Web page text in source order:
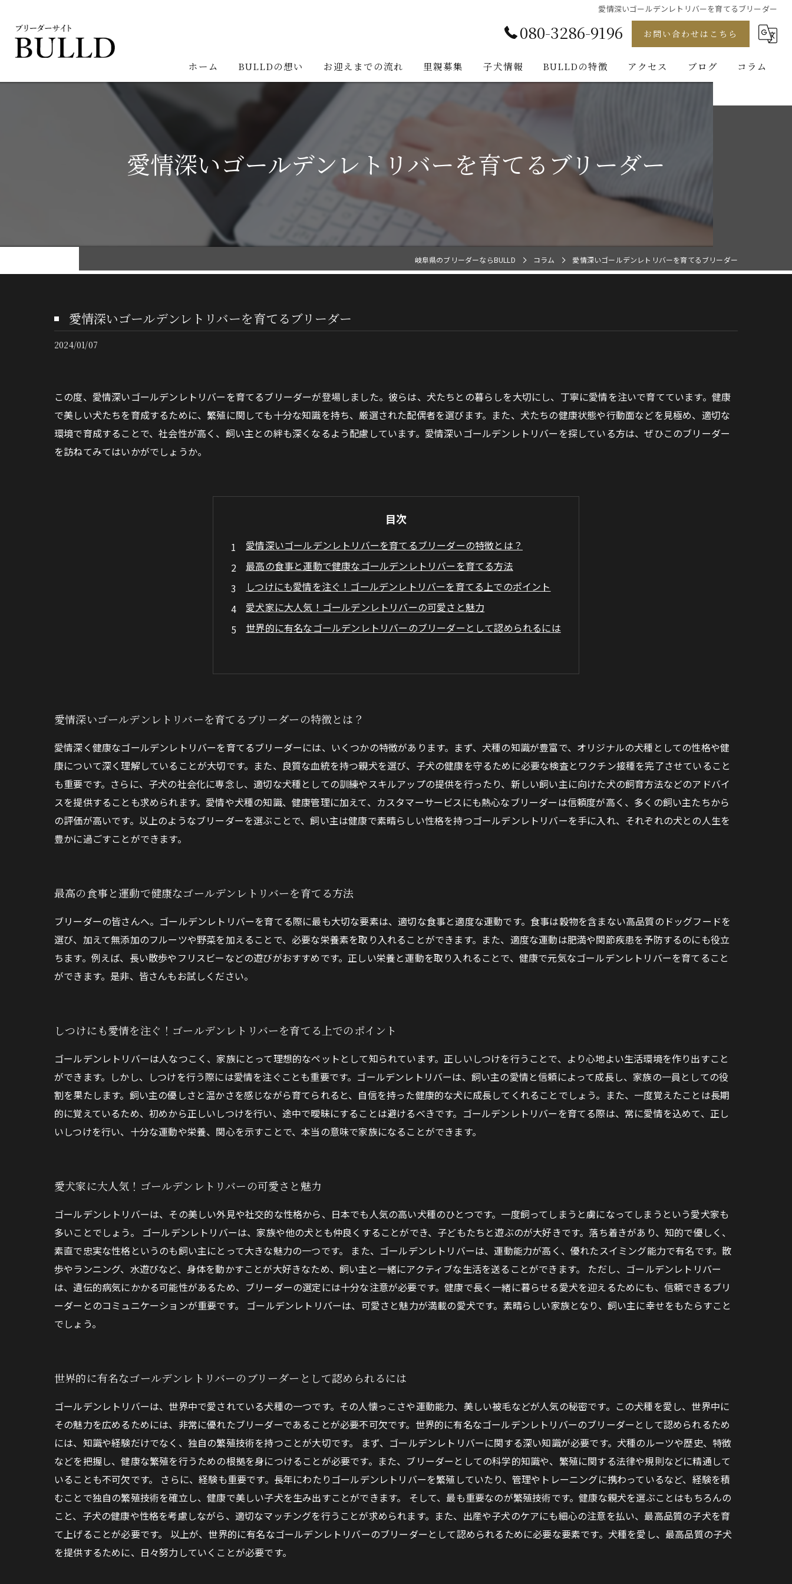
愛情深いゴールデンレトリバーを育てるブリーダー
080-3286-9196 お問い合わせはこちら
ホーム BULLDの想い お迎えまでの流れ 里親募集 子犬情報 BULLDの特徴
ビションフリーゼ
アクセス ブログ コラム
愛情深いゴールデンレトリバーを育てるブリーダー
岐阜県のブリーダーならBULLD コラム 愛情深いゴールデンレトリバーを育てるブリーダー
愛情深いゴールデンレトリバーを育てるブリーダー
2024/01/07
この度、愛情深いゴールデンレトリバーを育てるブリーダーが登場しました。彼らは、犬たちとの暮らしを大切にし、丁寧に愛情を注いで育てています。健康
で美しい犬たちを育成するために、繁殖に関しても十分な知識を持ち、厳選された配偶者を選びます。また、犬たちの健康状態や行動面などを見極め、適切な
環境で育成することで、社会性が高く、飼い主との絆も深くなるよう配慮しています。愛情深いゴールデンレトリバーを探している方は、ぜひこのブリーダー
を訪ねてみてはいかがでしょうか。
目次
愛情深いゴールデンレトリバーを育てるブリーダーの特徴とは？
最高の食事と運動で健康なゴールデンレトリバーを育てる方法
しつけにも愛情を注ぐ！ゴールデンレトリバーを育てる上でのポイント
愛犬家に大人気！ゴールデンレトリバーの可愛さと魅力
世界的に有名なゴールデンレトリバーのブリーダーとして認められるには
愛情深いゴールデンレトリバーを育てるブリーダーの特徴とは？
愛情深く健康なゴールデンレトリバーを育てるブリーダーには、いくつかの特徴があります。まず、犬種の知識が豊富で、オリジナルの犬種としての性格や健
康について深く理解していることが大切です。また、良質な血統を持つ親犬を選び、子犬の健康を守るために必要な検査とワクチン接種を完了させていること
も重要です。さらに、子犬の社会化に専念し、適切な犬種としての訓練やスキルアップの提供を行ったり、新しい飼い主に向けた犬の飼育方法などのアドバイ
スを提供することも求められます。愛情や犬種の知識、健康管理に加えて、カスタマーサービスにも熱心なブリーダーは信頼度が高く、多くの飼い主たちから
の評価が高いです。以上のようなブリーダーを選ぶことで、飼い主は健康で素晴らしい性格を持つゴールデンレトリバーを手に入れ、それぞれの犬との人生を
豊かに過ごすことができます。
最高の食事と運動で健康なゴールデンレトリバーを育てる方法
ブリーダーの皆さんへ。ゴールデンレトリバーを育てる際に最も大切な要素は、適切な食事と適度な運動です。食事は穀物を含まない高品質のドッグフードを
選び、加えて無添加のフルーツや野菜を加えることで、必要な栄養素を取り入れることができます。また、適度な運動は肥満や関節疾患を予防するのにも役立
ちます。例えば、長い散歩やフリスビーなどの遊びがおすすめです。正しい栄養と運動を取り入れることで、健康で元気なゴールデンレトリバーを育てること
ができます。是非、皆さんもお試しください。
しつけにも愛情を注ぐ！ゴールデンレトリバーを育てる上でのポイント
ゴールデンレトリバーは人なつこく、家族にとって理想的なペットとして知られています。正しいしつけを行うことで、より心地よい生活環境を作り出すこと
ができます。しかし、しつけを行う際には愛情を注ぐことも重要です。ゴールデンレトリバーは、飼い主の愛情と信頼によって成長し、家族の一員としての役
割を果たします。飼い主の優しさと温かさを感じながら育てられると、自信を持った健康的な犬に成長してくれることでしょう。また、一度覚えたことは長期
的に覚えているため、初めから正しいしつけを行い、途中で曖昧にすることは避けるべきです。ゴールデンレトリバーを育てる際は、常に愛情を込めて、正し
いしつけを行い、十分な運動や栄養、関心を示すことで、本当の意味で家族になることができます。
愛犬家に大人気！ゴールデンレトリバーの可愛さと魅力
ゴールデンレトリバーは、その美しい外見や社交的な性格から、日本でも人気の高い犬種のひとつです。一度飼ってしまうと虜になってしまうという愛犬家も
多いことでしょう。 ゴールデンレトリバーは、家族や他の犬とも仲良くすることができ、子どもたちと遊ぶのが大好きです。落ち着きがあり、知的で優しく、
素直で忠実な性格というのも飼い主にとって大きな魅力の一つです。 また、ゴールデンレトリバーは、運動能力が高く、優れたスイミング能力で有名です。散
歩やランニング、水遊びなど、身体を動かすことが大好きなため、飼い主と一緒にアクティブな生活を送ることができます。 ただし、ゴールデンレトリバー
は、遺伝的病気にかかる可能性があるため、ブリーダーの選定には十分な注意が必要です。健康で長く一緒に暮らせる愛犬を迎えるためにも、信頼できるブリ
ーダーとのコミュニケーションが重要です。 ゴールデンレトリバーは、可愛さと魅力が満載の愛犬です。素晴らしい家族となり、飼い主に幸せをもたらすこと
でしょう。
世界的に有名なゴールデンレトリバーのブリーダーとして認められるには
ゴールデンレトリバーは、世界中で愛されている犬種の一つです。その人懐っこさや運動能力、美しい被毛などが人気の秘密です。この犬種を愛し、世界中に
その魅力を広めるためには、非常に優れたブリーダーであることが必要不可欠です。世界的に有名なゴールデンレトリバーのブリーダーとして認められるため
には、知識や経験だけでなく、独自の繁殖技術を持つことが大切です。 まず、ゴールデンレトリバーに関する深い知識が必要です。犬種のルーツや歴史、特徴
などを把握し、健康な繁殖を行うための根拠を身につけることが必要です。また、ブリーダーとしての科学的知識や、繁殖に関する法律や規則などに精通して
いることも不可欠です。 さらに、経験も重要です。長年にわたりゴールデンレトリバーを繁殖していたり、管理やトレーニングに携わっているなど、経験を積
むことで独自の繁殖技術を確立し、健康で美しい子犬を生み出すことができます。 そして、最も重要なのが繁殖技術です。健康な親犬を選ぶことはもちろんの
こと、子犬の健康や性格を考慮しながら、適切なマッチングを行うことが求められます。また、出産や子犬のケアにも細心の注意を払い、最高品質の子犬を育
て上げることが必要です。 以上が、世界的に有名なゴールデンレトリバーのブリーダーとして認められるために必要な要素です。犬種を愛し、最高品質の子犬
を提供するために、日々努力していくことが必要です。